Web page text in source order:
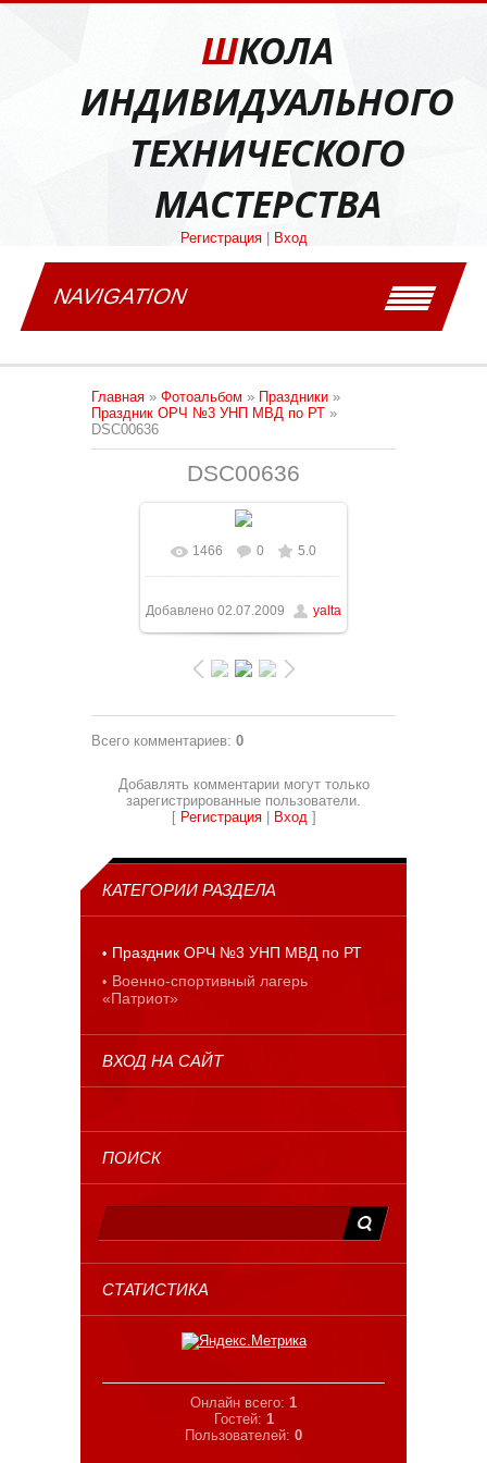
ШКОЛА
ИНДИВИДУАЛЬНОГО
ТЕХНИЧЕСКОГО
МАСТЕРСТВА
Регистрация| Вход
NAVIGATION
Главная » Фотоальбом » Праздники »
Праздник ОРЧ №3 УНП МВД по РТ »
DSC00636
DSC00636
В реальном размере
768x432/ 108.7Kb
1466 0 5.0
Добавлено 02.07.2009 yalta
Всего комментариев: 0
Добавлять комментарии могут только
зарегистрированные пользователи.
[ Регистрация| Вход ]
КАТЕГОРИИ РАЗДЕЛА
Праздник ОРЧ №3 УНП МВД по РТ
Военно-спортивный лагерь
«Патриот»
ВХОД НА САЙТ
ПОИСК
СТАТИСТИКА
Онлайн всего: 1
Гостей: 1
Пользователей: 0